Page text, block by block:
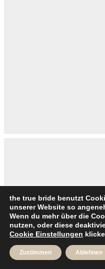
the true bride benutzt
unserer Website so
Wenn du mehr über die
nutzen, oder diese
Cookie Einstellungen
Zustimmen Ablehnen